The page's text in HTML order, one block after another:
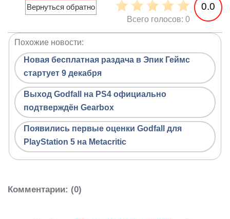
0.0
Всего голосов: 0
Похожие новости:
Новая бесплатная раздача в Эпик Геймс
стартует 9 декабря
Выход Godfall на PS4 официально
подтверждён Gearbox
Появились первые оценки Godfall для
PlayStation 5 на Metacritic
Комментарии: (0)